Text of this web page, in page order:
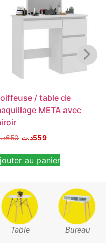
/ table de
META avec
650 559د.ت
au panier
Table Bureau